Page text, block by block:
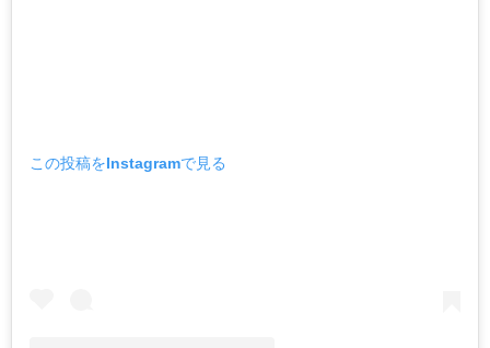
この投稿をInstagramで見る